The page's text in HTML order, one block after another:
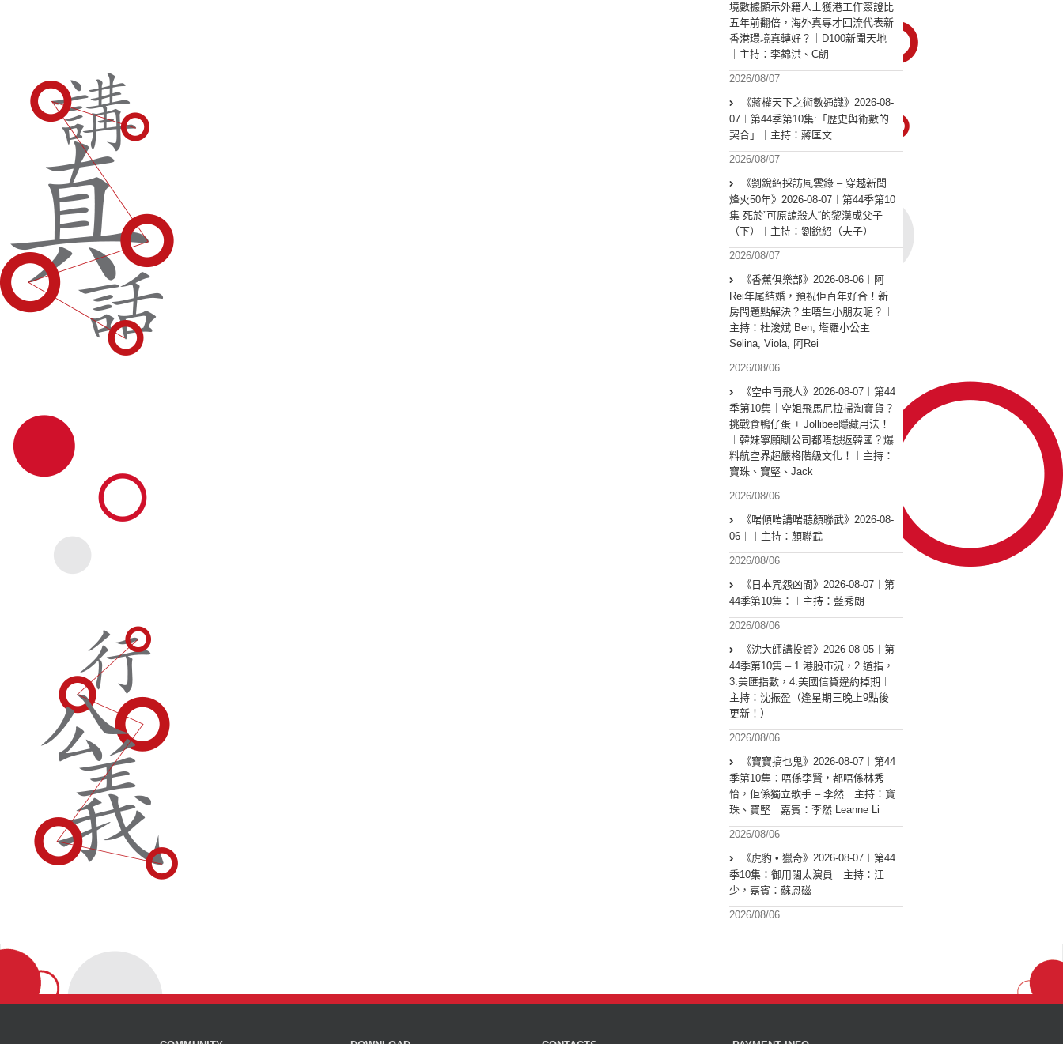
境數據顯示外籍人士獲港工作簽證比
五年前翻倍，海外真專才回流代表新
香港環境真轉好？｜D100新聞天地
｜主持：李錦洪、C朗
2026/08/07
《蔣權天下之術數通識》2026-08-
07︱第44季第10集:「歴史與術數的
契合」｜主持：蔣匡文
2026/08/07
《劉銳紹採訪風雲錄 – 穿越新聞
烽火50年》2026-08-07︱第44季第10
集 死於”可原諒殺人“的黎漢成父子
（下）︱主持：劉銳紹（夫子）
2026/08/07
《香蕉俱樂部》2026-08-06︱阿
Rei年尾結婚，預祝佢百年好合！新
房問題點解決？生唔生小朋友呢？︱
主持：杜浚斌 Ben, 塔羅小公主
Selina, Viola, 阿Rei
2026/08/06
《空中再飛人》2026-08-07︱第44
季第10集｜空姐飛馬尼拉掃淘寶貨？
挑戰食鴨仔蛋 + Jollibee隱藏用法！
︱韓妹寧願瞓公司都唔想返韓國？爆
料航空界超嚴格階級文化！︱主持：
寶珠、寶堅、Jack
2026/08/06
《啱傾啱講啱聽顏聯武》2026-08-
06︱︱主持：顏聯武
2026/08/06
《日本咒怨凶間》2026-08-07︱第
44季第10集：︱主持：藍秀朗
2026/08/06
《沈大師講投資》2026-08-05︱第
44季第10集 – 1.港股市況，2.道指，
3.美匯指數，4.美國信貸違約掉期︱
主持：沈振盈（逢星期三晚上9點後
更新！）
2026/08/06
《寶寶搞乜鬼》2026-08-07︱第44
季第10集︰唔係李賢，都唔係林秀
怡，佢係獨立歌手 – 李然︱主持：寶
珠、寶堅 嘉賓：李然 Leanne Li
2026/08/06
《虎豹 • 獵奇》2026-08-07︱第44
季10集：御用闊太演員︱主持：江
少，嘉賓：蘇恩磁
2026/08/06